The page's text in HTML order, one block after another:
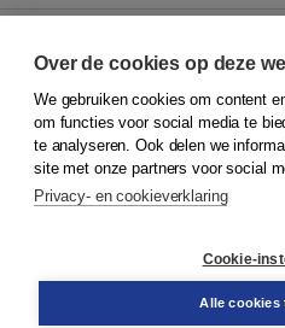
© 2026Koninklijke Boom uitgevers
Klantenservice
Service & informatie
Contact
Over de cookies op deze
We gebruiken cookies om content
om functies voor social media te
te analyseren. Ook delen we
site met onze partners voor social
Privacy- en cookieverklaring
Cookie-
Alle cookies